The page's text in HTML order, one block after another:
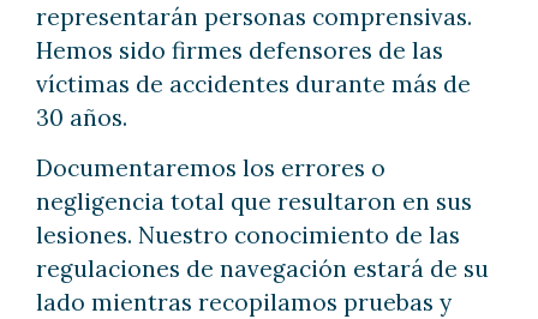
representarán personas comprensivas.
Hemos sido firmes defensores de las
víctimas de accidentes durante más de
30 años.
Documentaremos los errores o
negligencia total que resultaron en sus
lesiones. Nuestro conocimiento de las
regulaciones de navegación estará de su
lado mientras recopilamos pruebas y